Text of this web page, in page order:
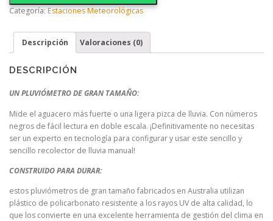
gran
capacidad
280mm
Resistente
cantidad
Categoría:Estaciones Meteorológicas
Descripción Valoraciones (0)
DESCRIPCIÓN
UN PLUVIÓMETRO DE GRAN TAMAÑO:
Mide el aguacero más fuerte o una ligera pizca de lluvia. Con números
negros de fácil lectura en doble escala. ¡Definitivamente no necesitas
ser un experto en tecnología para configurar y usar este sencillo y
sencillo recolector de lluvia manual!
CONSTRUIDO PARA DURAR:
estos pluviómetros de gran tamaño fabricados en Australia utilizan
plástico de policarbonato resistente a los rayos UV de alta calidad, lo
que los convierte en una excelente herramienta de gestión del clima en